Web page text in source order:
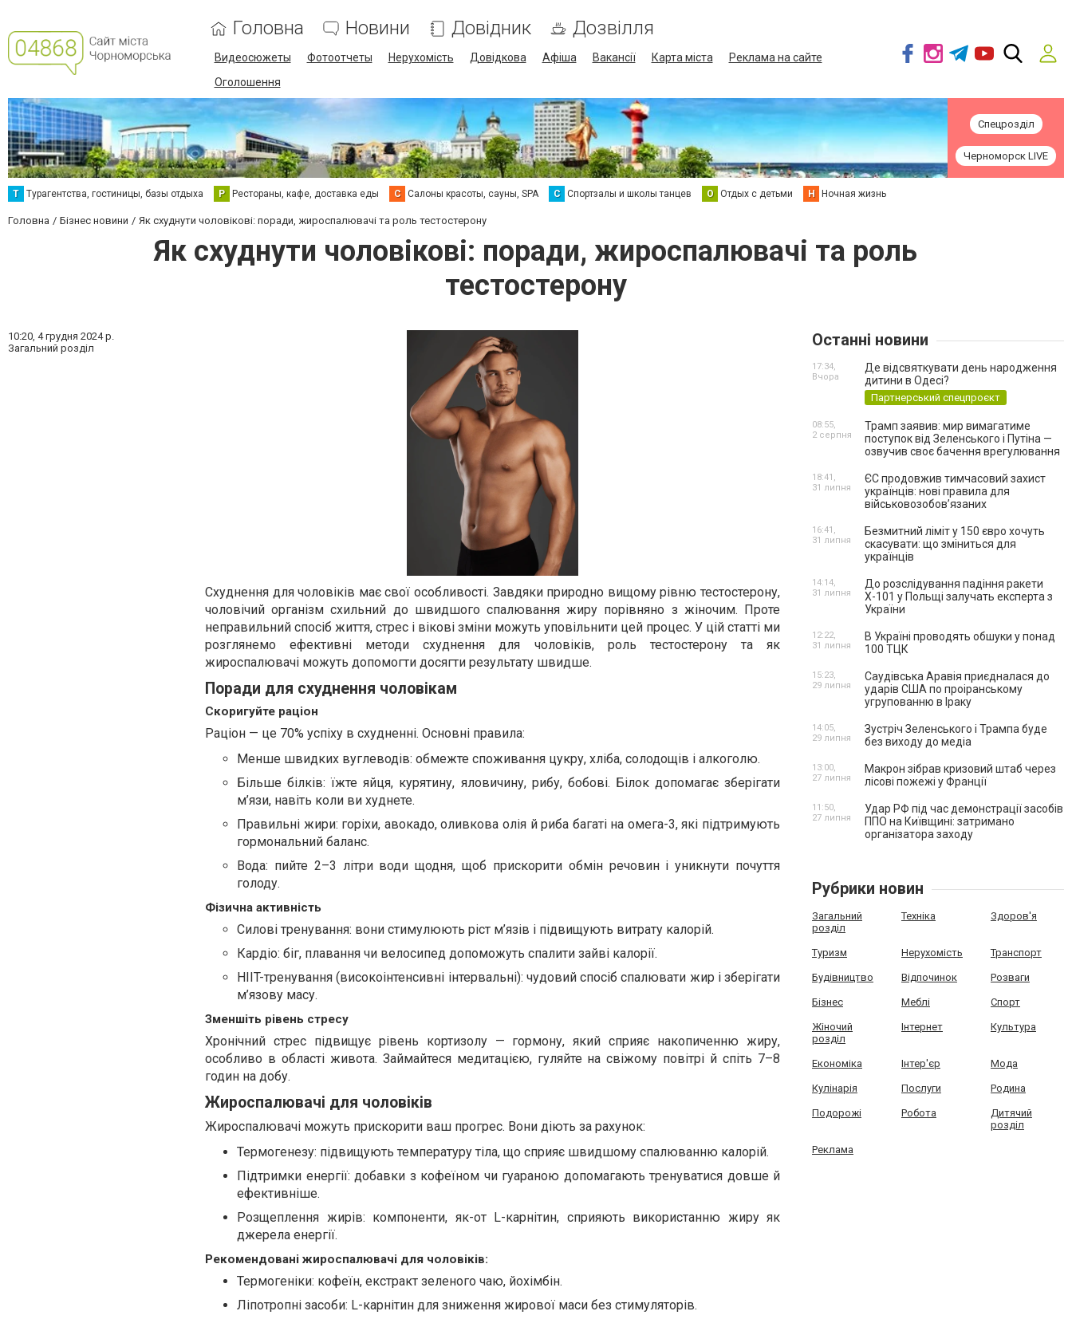
Головна Новини Довідник Дозвілля
Видеосюжеты Фотоотчеты Нерухомість Довідкова Афіша Вакансії Карта міста
Реклама на сайте
Оголошення
Спецрозділ
Черноморск LIVE
Т Турагентства, гостиницы, базы отдыха Р Рестораны, кафе, доставка еды С Салоны красоты, сауны, SPA С Спортзалы и школы танцев О Отдых с детьми Н Ночная жизнь
Головна Бізнес новини Як схуднути чоловікові: поради, жироспалювачі та роль тестостерону
Як схуднути чоловікові: поради, жироспалювачі та роль
тестостерону
10:20, 4 грудня 2024 р.
Загальний розділ
Схуднення для чоловіків має свої особливості. Завдяки природно вищому рівню тестостерону,
чоловічий організм схильний до швидшого спалювання жиру порівняно з жіночим. Проте
неправильний спосіб життя, стрес і вікові зміни можуть уповільнити цей процес. У цій статті ми
розглянемо ефективні методи схуднення для чоловіків, роль тестостерону та як
жироспалювачі можуть допомогти досягти результату швидше.
Поради для схуднення чоловікам
Скоригуйте раціон
Раціон — це 70% успіху в схудненні. Основні правила:
Менше швидких вуглеводів: обмежте споживання цукру, хліба, солодощів і алкоголю.
Більше білків: їжте яйця, курятину, яловичину, рибу, бобові. Білок допомагає зберігати
м’язи, навіть коли ви худнете.
Правильні жири: горіхи, авокадо, оливкова олія й риба багаті на омега-3, які підтримують
гормональний баланс.
Вода: пийте 2–3 літри води щодня, щоб прискорити обмін речовин і уникнути почуття
голоду.
Фізична активність
Силові тренування: вони стимулюють ріст м’язів і підвищують витрату калорій.
Кардіо: біг, плавання чи велосипед допоможуть спалити зайві калорії.
HIIT-тренування (високоінтенсивні інтервальні): чудовий спосіб спалювати жир і зберігати
м’язову масу.
Зменшіть рівень стресу
Хронічний стрес підвищує рівень кортизолу — гормону, який сприяє накопиченню жиру,
особливо в області живота. Займайтеся медитацією, гуляйте на свіжому повітрі й спіть 7–8
годин на добу.
Жироспалювачі для чоловіків
Жироспалювачі можуть прискорити ваш прогрес. Вони діють за рахунок:
Термогенезу: підвищують температуру тіла, що сприяє швидшому спалюванню калорій.
Підтримки енергії: добавки з кофеїном чи гуараною допомагають тренуватися довше й
ефективніше.
Розщеплення жирів: компоненти, як-от L-карнітин, сприяють використанню жиру як
джерела енергії.
Рекомендовані жироспалювачі для чоловіків:
Термогеніки: кофеїн, екстракт зеленого чаю, йохімбін.
Ліпотропні засоби: L-карнітин для зниження жирової маси без стимуляторів.
Останні новини
Де відсвяткувати день народження
дитини в Одесі?
Партнерський спецпроєкт
17:34,
Вчора
Трамп заявив: мир вимагатиме
поступок від Зеленського і Путіна —
озвучив своє бачення врегулювання
08:55,
2 серпня
ЄС продовжив тимчасовий захист
українців: нові правила для
військовозобов’язаних
18:41,
31 липня
Безмитний ліміт у 150 євро хочуть
скасувати: що зміниться для
українців
16:41,
31 липня
До розслідування падіння ракети
Х-101 у Польщі залучать експерта з
України
14:14,
31 липня
В Україні проводять обшуки у понад
100 ТЦК
12:22,
31 липня
Саудівська Аравія приєдналася до
ударів США по проіранському
угрупованню в Іраку
15:23,
29 липня
Зустріч Зеленського і Трампа буде
без виходу до медіа
14:05,
29 липня
Макрон зібрав кризовий штаб через
лісові пожежі у Франції
13:00,
27 липня
Удар РФ під час демонстрації засобів
ППО на Київщині: затримано
організатора заходу
11:50,
27 липня
Рубрики новин
Загальний
розділ
Техніка Здоров'я
Туризм Нерухомість Транспорт
Будівництво Відпочинок Розваги
Бізнес Меблі Спорт
Жіночий
розділ
Інтернет Культура
Економіка Інтер'єр Мода
Кулінарія Послуги Родина
Подорожі Робота
Дитячий
розділ
Реклама